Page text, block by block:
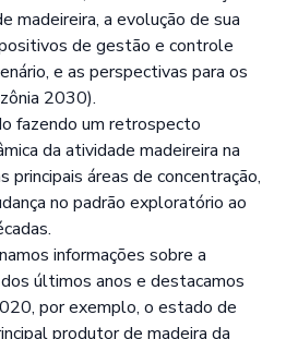
madeireira, a evolução de sua
de gestão e controle
e as perspectivas para os
2030).
fazendo um retrospecto
da atividade madeireira na
principais áreas de concentração,
no padrão exploratório ao
informações sobre a
últimos anos e destacamos
por exemplo, o estado de
produtor de madeira da